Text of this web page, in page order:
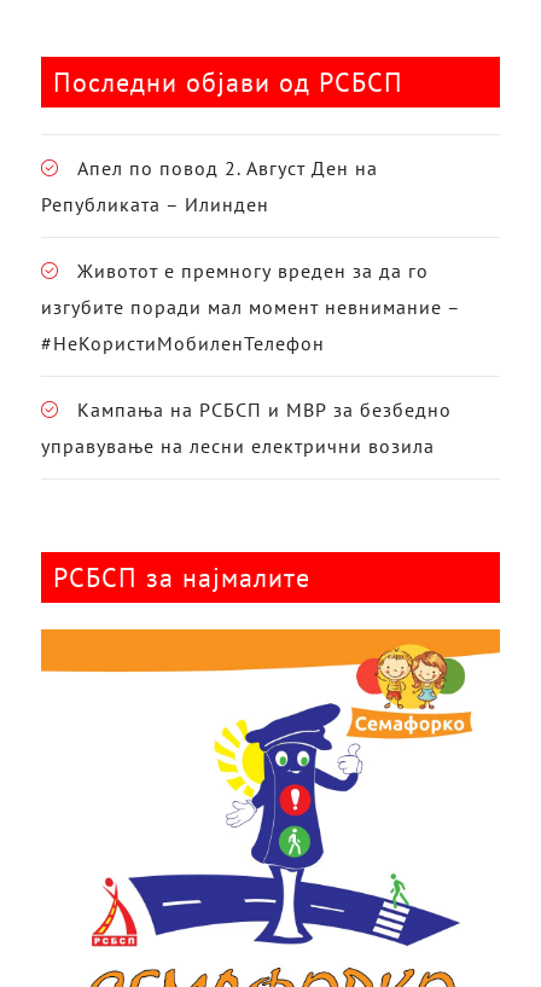
Последни објави од РСБСП
Апел по повод 2. Август Ден на
Републиката – Илинден
Животот е премногу вреден за да го
изгубите поради мал момент невнимание –
#НеКористиМобиленТелефон
Кампања на РСБСП и МВР за безбедно
управување на лесни електрични возила
РСБСП за најмалите